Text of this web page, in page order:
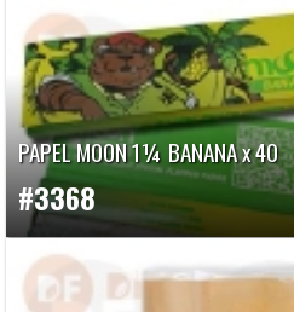
PAPEL MOON 1¼ BANANA x 40
#3368